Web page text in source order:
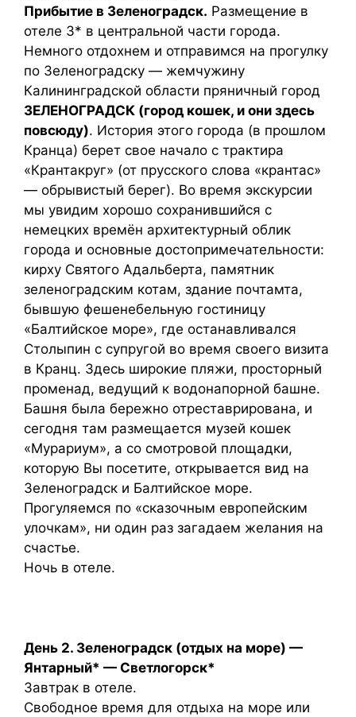
Прибытие в Зеленоградск. Размещение в
отеле 3* в центральной части города.
Немного отдохнем и отправимся на прогулку
по Зеленоградску — жемчужину
Калининградской области пряничный город
ЗЕЛЕНОГРАДСК (город кошек, и они здесь
повсюду). История этого города (в прошлом
Кранца) берет свое начало с трактира
«Крантакруг» (от прусского слова «крантас»
— обрывистый берег). Во время экскурсии
мы увидим хорошо сохранившийся с
немецких времён архитектурный облик
города и основные достопримечательности:
кирху Святого Адальберта, памятник
зеленоградским котам, здание почтамта,
бывшую фешенебельную гостиницу
«Балтийское море», где останавливался
Столыпин с супругой во время своего визита
в Кранц. Здесь широкие пляжи, просторный
променад, ведущий к водонапорной башне.
Башня была бережно отреставрирована, и
сегодня там размещается музей кошек
«Мурариум», а со смотровой площадки,
которую Вы посетите, открывается вид на
Зеленоградск и Балтийское море.
Прогуляемся по «сказочным европейским
улочкам», ни один раз загадаем желания на
счастье.
Ночь в отеле.
День 2. Зеленоградск (отдых на море) —
Янтарный* — Светлогорск*
Завтрак в отеле.
Свободное время для отдыха на море или